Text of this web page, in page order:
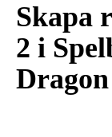
Skapa
2 i